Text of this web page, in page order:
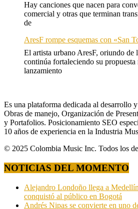
Hay canciones que nacen para
comercial y otras que terminan
de
AresF rompe esquemas con «San
El artista urbano AresF, oriundo de
continúa fortaleciendo su propuesta
lanzamiento
Es una plataforma dedicada al desarrollo
Obras de manejo, Organización de
y Portafolios. Posicionamiento SEO
10 años de experiencia en la Industria
© 2025 Colombia Music Inc. Todos los
NOTICIAS DEL MOMENTO
Alejandro Londoño llega a
conquistó al público en Bogotá
Andrés Nipas se convierte en uno